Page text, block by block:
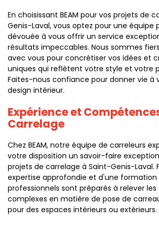
En choisissant BEAM pour vos projets de
Genis-Laval, vous optez pour une équipe
dévouée à vous offrir un service
résultats impeccables. Nous sommes
avec vous pour concrétiser vos idées et
uniques qui reflètent votre style et votre
Faites-nous confiance pour donner vie à
design intérieur.
Expérience et
Carrelage
Chez BEAM, notre équipe de carreleurs
votre disposition un savoir-faire
projets de carrelage à Saint-Genis-Laval.
expertise approfondie et d'une formation
professionnels sont préparés à relever les
complexes en matière de pose de
pour des espaces intérieurs ou extérieurs.